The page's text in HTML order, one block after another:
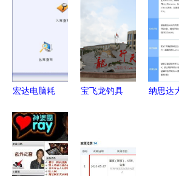
开发与
的创新
宏达电脑耗
系统 全局
进销存管理
的简洁实战
宝飞龙钓具
国智造”的
领航者——
纳思达